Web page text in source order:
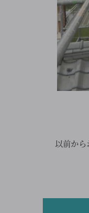
以前か